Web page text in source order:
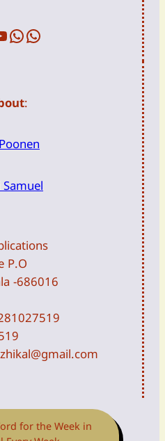
WFTWDailyDevotion
:
Samuel
P.O
-686016
for the Week in